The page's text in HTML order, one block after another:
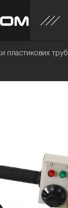
пластикових труб